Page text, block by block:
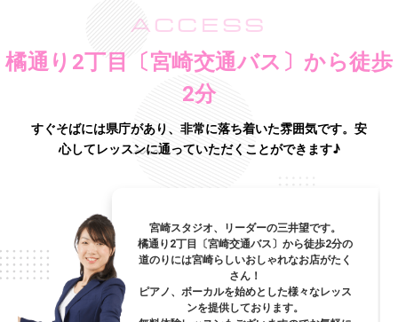
ACCESS
橘通り2丁目〔宮崎交通バス〕から徒歩
2分
すぐそばには県庁があり、非常に落ち着いた雰囲気です。 安
心してレッスンに通っていただくことができます♪
宮崎スタジオ、リーダーの三井望です。
橘通り2丁目〔宮崎交通バス〕から徒歩2分の
道のりには宮崎らしいおしゃれなお店がたく
さん！
ピアノ、ボーカルを始めとした様々なレッス
ンを提供しております。